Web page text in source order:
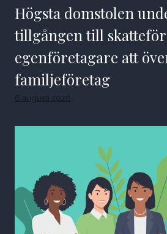
Högsta domstolen
tillgången till
egenföretagare att
familjeföretag
6 augusti 2026